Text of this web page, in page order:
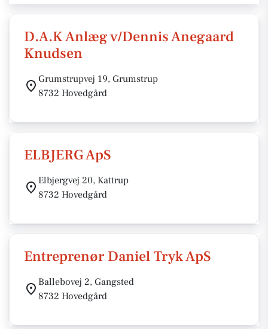
D.A.K Anlæg v/Dennis Anegaard
Knudsen
Grumstrupvej 19, Grumstrup
8732 Hovedgård
ELBJERG ApS
Elbjergvej 20, Kattrup
8732 Hovedgård
Entreprenør Daniel Tryk ApS
Ballebovej 2, Gangsted
8732 Hovedgård